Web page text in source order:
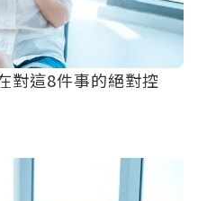
對這8件事的絕對控